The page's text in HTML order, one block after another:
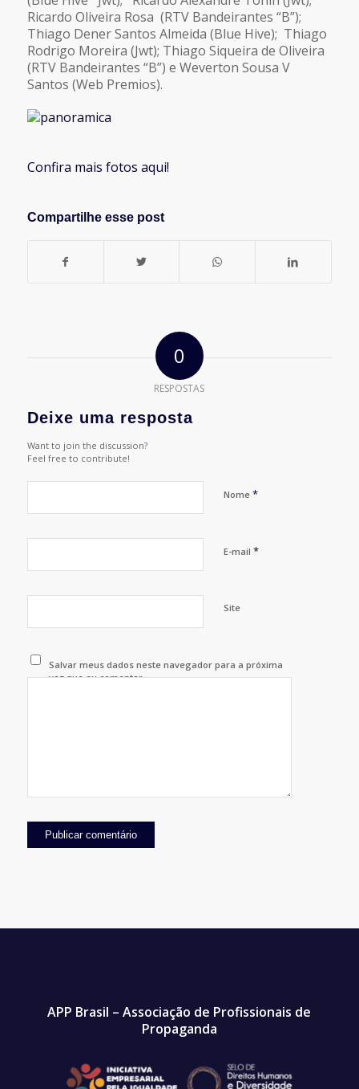
Ricardo Oliveira Rosa (RTV Bandeirantes “B”);
Thiago Dener Santos Almeida (Blue Hive); Thiago
Rodrigo Moreira (Jwt); Thiago Siqueira de Oliveira
(RTV Bandeirantes “B”) e Weverton Sousa V
Santos (Web Premios).
Confira mais fotos aqui!
Compartilhe esse post
0
RESPOSTAS
Deixe uma resposta
Want to join the discussion?
Feel free to contribute!
Nome *
E-mail *
Site
Salvar meus dados neste navegador para a próxima
vez que eu comentar.
APP Brasil – Associação de Profissionais de
Propaganda